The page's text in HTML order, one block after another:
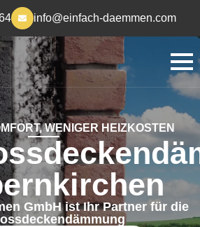
info@einfach-daemmen.com
WENIGER HEIZKOSTEN
GmbH ist Ihr Partner für die